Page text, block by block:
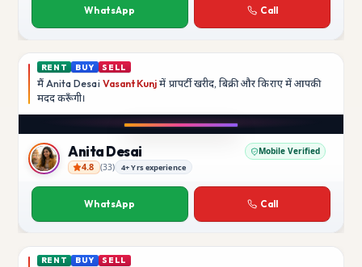
WhatsApp Call
RENT BUY SELL
मैं Anita Desai Vasant Kunj में प्रापर्टी खरीद, बिक्री और किराए में आपकी
मददकरूँगी।
Anita Desai
Anita Desai Mobile Verified
4.8 (33) 4+ Yrs experience
WhatsApp Call
RENT BUY SELL